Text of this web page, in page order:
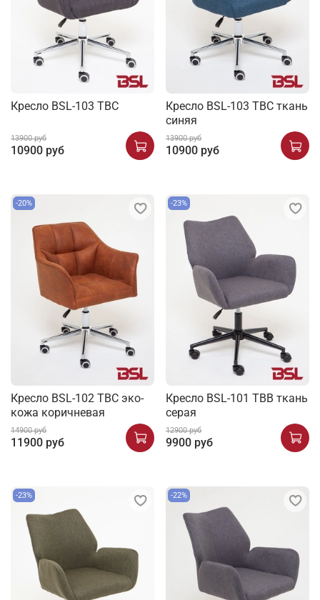
Кресло BSL-103 TBC
13900 руб
10900 руб
Кресло BSL-103 TBC ткань
синяя
13900 руб
10900 руб
-20%
Кресло BSL-102 TBC эко-
кожа коричневая
14900 руб
11900 руб
-23%
Кресло BSL-101 TBB ткань
серая
12900 руб
9900 руб
-23% -22%